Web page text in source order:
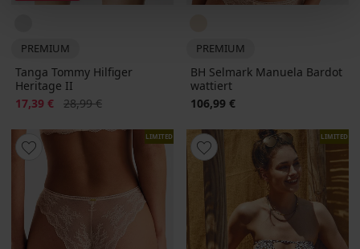
PREMIUM
Tanga Tommy Hilfiger
Heritage II
Rabatt
17,39 € Alter Preis
28,99 €
PREMIUM
BH Selmark Manuela Bardot
wattiert
106,99 €
LIMITED LIMITED